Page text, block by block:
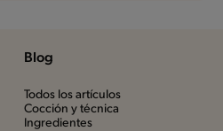
Blog
Todos los artículos
Cocción y técnica
Ingredientes